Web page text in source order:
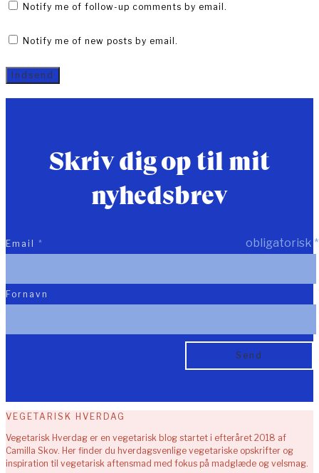
Notify me of follow-up comments by email.
Notify me of new posts by email.
Skriv dig op til mit
nyhedsbrev
*
obligatorisk
Email *
Fornavn
VEGETARISK HVERDAG
Vegetarisk Hverdag er en vegetarisk blog startet i efteråret 2018 af
Camilla Skov. Her finder du hverdagsvenlige vegetariske opskrifter og
inspiration til vegetarisk aftensmad med fokus på madglæde og velsmag.